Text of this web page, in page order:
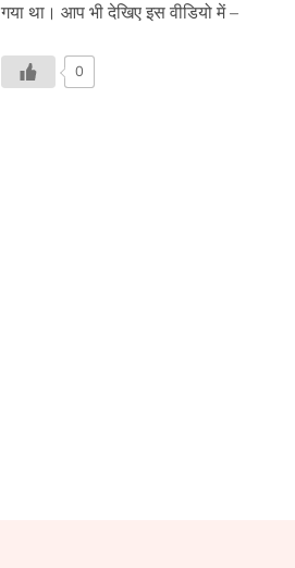
गया था। आप भी देखिए इस वीडियो में –
0